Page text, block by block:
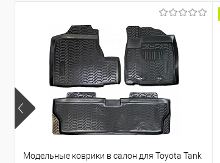
Модельные коврики в салон для Toyota Tank